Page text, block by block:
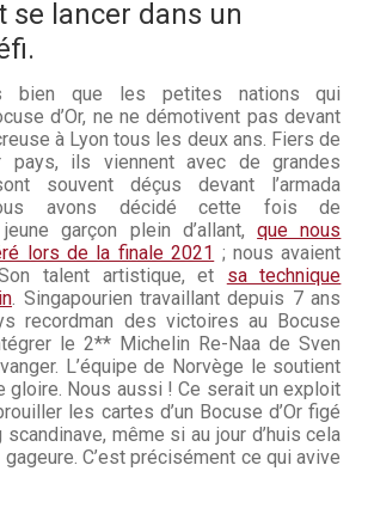
se lancer dans un
bien que les petites nations qui
d’Or, ne ne démotivent pas devant
à Lyon tous les deux ans. Fiers de
pays, ils viennent avec de grandes
souvent déçus devant l’armada
avons décidé cette fois de
garçon plein d’allant,que nous
lors de la finale 2021 ; nous avaient
talent artistique, et sa technique
. Singapourien travaillant depuis 7 ans
recordman des victoires au Bocuse
le 2** Michelin Re-Naa de Sven
L’équipe de Norvège le soutient
gloire. Nous aussi ! Ce serait un exploit
les cartes d’un Bocuse d’Or figé
même si au jour d’huis cela
C’est précisément ce qui avive